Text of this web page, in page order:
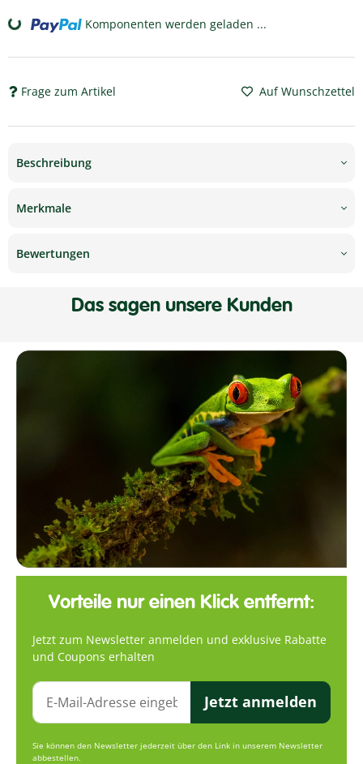
Loading... Komponenten werden geladen ...
Frage zum Artikel Auf Wunschzettel
Beschreibung
Merkmale
Bewertungen
Das sagen unsere Kunden
Vorteile nur einen Klick entfernt:
Jetzt zum Newsletter anmelden und exklusive Rabatte
und Coupons erhalten
Jetzt anmelden
Sie können den Newsletter jederzeit über den Link in unserem Newsletter
abbestellen.